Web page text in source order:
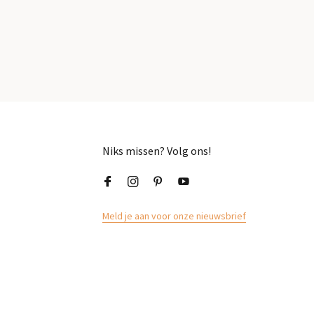
Niks missen? Volg ons!
Meld je aan voor onze nieuwsbrief